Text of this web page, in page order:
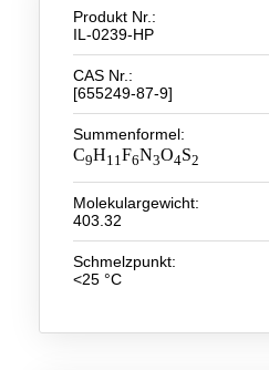
3M Products &
F&E-Dienstleistungen
Neue Produkte
Produkthighlights
Technologie
Ionische Flüssigkeiten
Funktionsfluide &
Produkt Nr.:
IL-0239-HP
CAS Nr.:
[655249-87-9]
Summenformel:
C9H11 F6N3O4S2
Molekulargewicht:
403.32
Schmelzpunkt:
<25 °C